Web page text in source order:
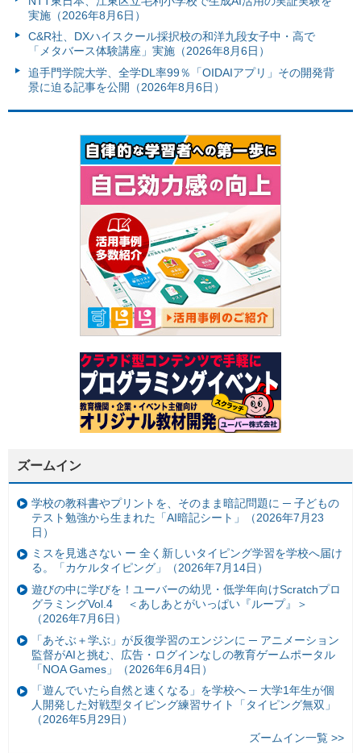
実施（2026年8月6日）
C&R社、DXハイスクール採択校の和洋九段女子中・高で
「メタバース体験講座」実施（2026年8月6日）
追手門学院大学、全学DL率99％「OIDAIアプリ」その開発背
景に迫る記事を公開（2026年8月6日）
ズームイン
学校の教科書やプリントを、そのまま暗記問題に ─ 子どもの
テスト勉強から生まれた「AI暗記シート」（2026年7月23
日）
ミスを見逃さない ー 全く新しいタイピング学習を学校へ届け
る。「カケルタイピング」（2026年7月14日）
遊びの中に学びを！ユーバーの幼児・低学年向けScratchプロ
グラミングVol.4 ＜あしあとがいっぱい『ループ』＞
（2026年7月6日）
「あそぶ＋学ぶ」が反復学習のエンジンに ─ アニメーション
監督がAIと挑む、広告・ログインなしの教育ゲームポータル
「NOA Games」（2026年6月4日）
「遊んでいたら自然と速くなる」を学校へ ─ 大学1年生が個
人開発した対戦型タイピング練習サイト「タイピング無双」
（2026年5月29日）
ズームイン一覧 >>